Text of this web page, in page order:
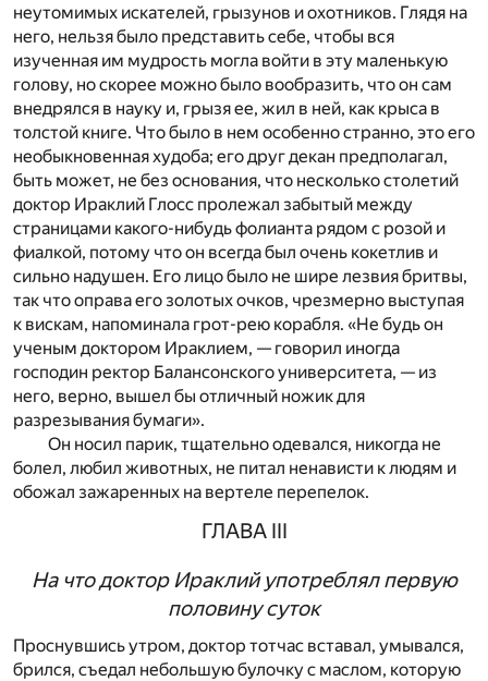
неутомимых искателей, грызунов и охотников. Глядя на
него, нельзя было представить себе, чтобы вся
изученная им мудрость могла войти в эту маленькую
голову, но скорее можно было вообразить, что он сам
внедрялся в науку и, грызя ее, жил в ней, как крыса в
толстой книге. Что было в нем особенно странно, это его
необыкновенная худоба; его друг декан предполагал,
быть может, не без основания, что несколько столетий
доктор Ираклий Глосс пролежал забытый между
страницами какого-нибудь фолианта рядом с розой и
фиалкой, потому что он всегда был очень кокетлив и
сильно надушен. Его лицо было не шире лезвия бритвы,
так что оправа его золотых очков, чрезмерно выступая
к вискам, напоминала грот-рею корабля. «Не будь он
ученым доктором Ираклием, — говорил иногда
господин ректор Балансонского университета, — из
него, верно, вышел бы отличный ножик для
разрезывания бумаги».
Он носил парик, тщательно одевался, никогда не
болел, любил животных, не питал ненависти к людям и
обожал зажаренных на вертеле перепелок.
ГЛАВА III
На что доктор Ираклий употреблял первую
половину суток
Проснувшись утром, доктор тотчас вставал, умывался,
брился, съедал небольшую булочку с маслом, которую